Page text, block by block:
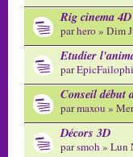
Rig cinema 4D
parhero» Dim
Etudier
par
Conseil début
parmaxou »
Décors 3D
parsmoh» Lun